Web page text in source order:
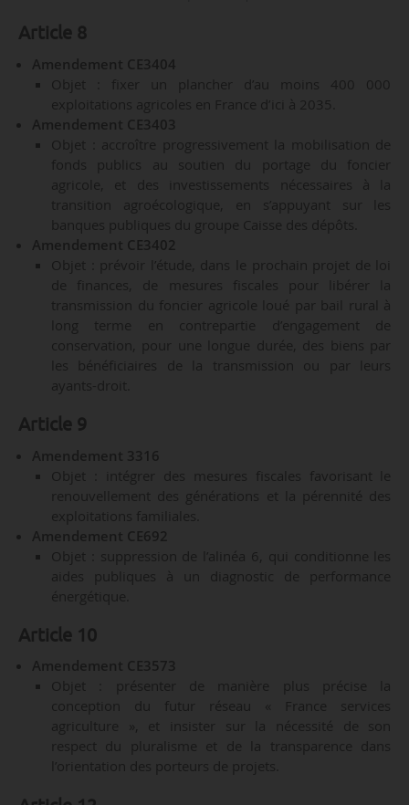
Article 8
Amendement CE3404
Objet : fixer un plancher d’au moins 400 000
exploitations agricoles en France d’ici à 2035.
Amendement CE3403
Objet : accroître progressivement la mobilisation de
fonds publics au soutien du portage du foncier
agricole, et des investissements nécessaires à la
transition agroécologique, en s’appuyant sur les
banques publiques du groupe Caisse des dépôts.
Amendement CE3402
Objet : prévoir l’étude, dans le prochain projet de loi
de finances, de mesures fiscales pour libérer la
transmission du foncier agricole loué par bail rural à
long terme en contrepartie d’engagement de
conservation, pour une longue durée, des biens par
les bénéficiaires de la transmission ou par leurs
ayants-droit.
Article 9
Amendement 3316
Objet : intégrer des mesures fiscales favorisant le
renouvellement des générations et la pérennité des
exploitations familiales.
Amendement CE692
Objet : suppression de l’alinéa 6, qui conditionne les
aides publiques à un diagnostic de performance
énergétique.
Article 10
Amendement CE3573
Objet : présenter de manière plus précise la
conception du futur réseau « France services
agriculture », et insister sur la nécessité de son
respect du pluralisme et de la transparence dans
l’orientation des porteurs de projets.